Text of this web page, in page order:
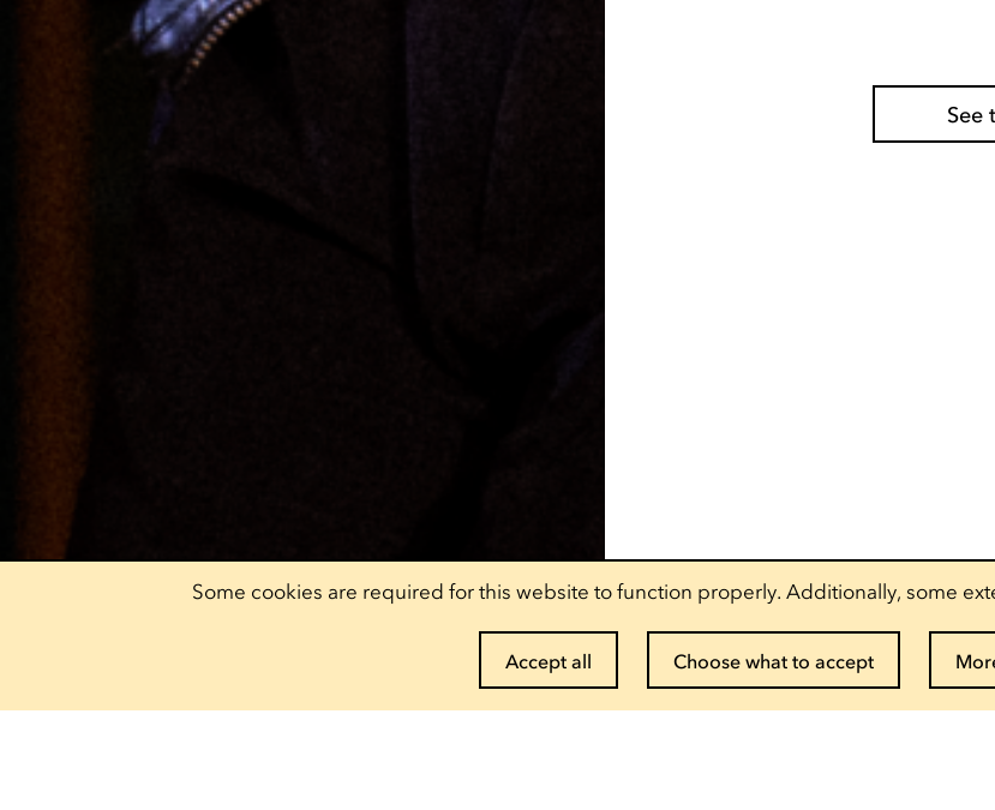
See
Some cookies are required for this website to function properly. Additionally, some
Accept all Choose what to accept